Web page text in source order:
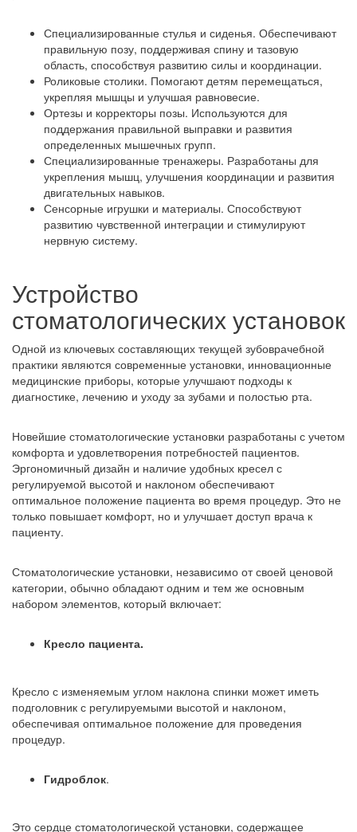
Специализированные стулья и сиденья. Обеспечивают
правильную позу, поддерживая спину и тазовую
область, способствуя развитию силы и координации.
Роликовые столики. Помогают детям перемещаться,
укрепляя мышцы и улучшая равновесие.
Ортезы и корректоры позы. Используются для
поддержания правильной выправки и развития
определенных мышечных групп.
Специализированные тренажеры. Разработаны для
укрепления мышц, улучшения координации и развития
двигательных навыков.
Сенсорные игрушки и материалы. Способствуют
развитию чувственной интеграции и стимулируют
нервную систему.
Устройство
стоматологических установок
Одной из ключевых составляющих текущей зубоврачебной
практики являются современные установки, инновационные
медицинские приборы, которые улучшают подходы к
диагностике, лечению и уходу за зубами и полостью рта.
Новейшие стоматологические установки разработаны с учетом
комфорта и удовлетворения потребностей пациентов.
Эргономичный дизайн и наличие удобных кресел с
регулируемой высотой и наклоном обеспечивают
оптимальное положение пациента во время процедур. Это не
только повышает комфорт, но и улучшает доступ врача к
пациенту.
Стоматологические установки, независимо от своей ценовой
категории, обычно обладают одним и тем же основным
набором элементов, который включает:
Кресло пациента.
Кресло с изменяемым углом наклона спинки может иметь
подголовник с регулируемыми высотой и наклоном,
обеспечивая оптимальное положение для проведения
процедур.
Гидроблок.
Это сердце стоматологической установки, содержащее